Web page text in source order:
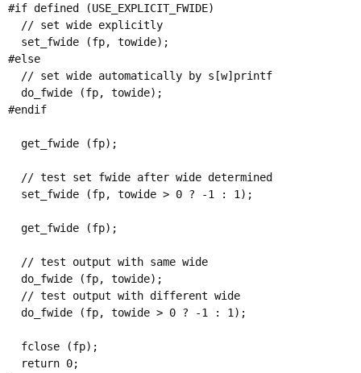
#if defined (USE_EXPLICIT_FWIDE)
  // set wide explicitly
  set_fwide (fp, towide);
#else
  // set wide automatically by s[w]printf
  do_fwide (fp, towide);
#endif
  get_fwide (fp);
  // test set fwide after wide determined
  set_fwide (fp, towide > 0 ? -1 : 1);
  get_fwide (fp);
  // test output with same wide
  do_fwide (fp, towide);
  // test output with different wide
  do_fwide (fp, towide > 0 ? -1 : 1);
  fclose (fp);
  return 0;